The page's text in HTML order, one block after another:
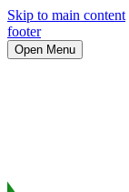
Skip to main content
footer
Open Menu